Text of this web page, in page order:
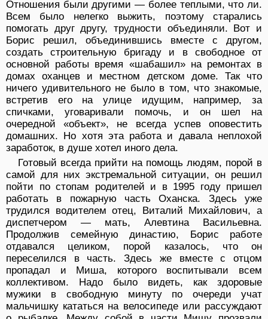
Отношения были другими — более теплыми, что ли.
Всем было нелегко выжить, поэтому старались
помогать друг другу, трудности объединяли. Вот и
Борис решил, объединившись вместе с другом,
создать строительную бригаду и в свободное от
основной работы время «шабашил» на ремонтах в
домах оханцев и местном детском доме. Так что
ничего удивительного не было в том, что знакомые,
встретив его на улице идущим, например, за
спичками, уговаривали помочь, и он шел на
очередной «объект», не всегда успев оповестить
домашних. Но хотя эта работа и давала неплохой
заработок, в душе хотел иного дела.
Готовый всегда прийти на помощь людям, порой в
самой для них экстремальной ситуации, он решил
пойти по стопам родителей и в 1995 году пришел
работать в пожарную часть Оханска. Здесь уже
трудился водителем отец, Виталий Михайлович, а
диспетчером — мать, Алевтина Васильевна.
Продолжив семейную династию, Борис работе
отдавался целиком, порой казалось, что он
переселился в часть. Здесь же вместе с отцом
пропадал и Миша, которого воспитывали всем
коллективом. Надо было видеть, как здоровые
мужики в свободную минуту по очереди учат
мальчишку кататься на велосипеде или рассуждают